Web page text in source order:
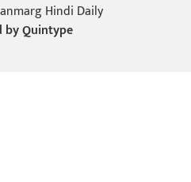
Hindi Daily
byQuintype